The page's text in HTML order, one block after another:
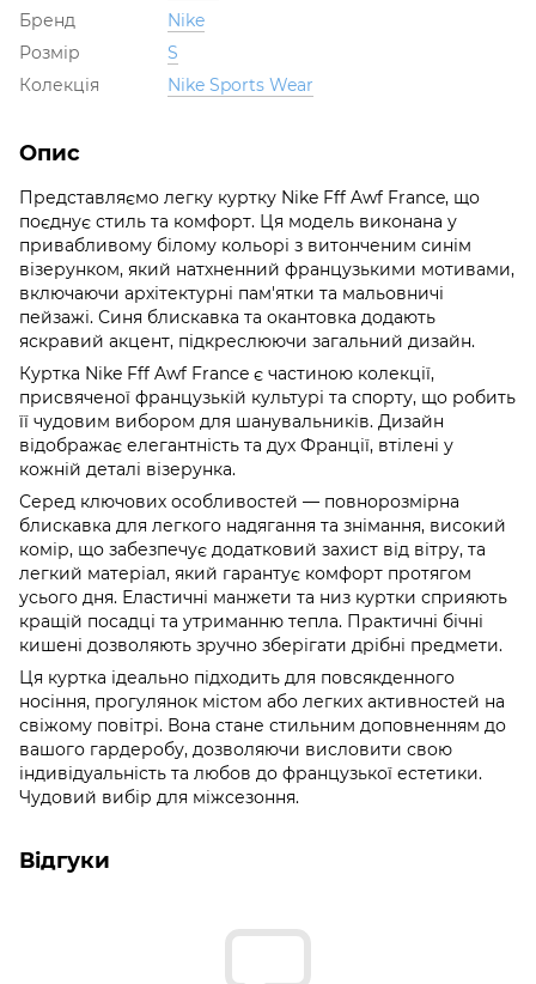
Бренд
Nike
Розмір
S
Колекція
Nike Sports Wear
Опис
Представляємо легку куртку Nike Fff Awf France, що
поєднує стиль та комфорт. Ця модель виконана у
привабливому білому кольорі з витонченим синім
візерунком, який натхненний французькими мотивами,
включаючи архітектурні пам'ятки та мальовничі
пейзажі. Синя блискавка та окантовка додають
яскравий акцент, підкреслюючи загальний дизайн.
Куртка Nike Fff Awf France є частиною колекції,
присвяченої французькій культурі та спорту, що робить
її чудовим вибором для шанувальників. Дизайн
відображає елегантність та дух Франції, втілені у
кожній деталі візерунка.
Серед ключових особливостей — повнорозмірна
блискавка для легкого надягання та знімання, високий
комір, що забезпечує додатковий захист від вітру, та
легкий матеріал, який гарантує комфорт протягом
усього дня. Еластичні манжети та низ куртки сприяють
кращій посадці та утриманню тепла. Практичні бічні
кишені дозволяють зручно зберігати дрібні предмети.
Ця куртка ідеально підходить для повсякденного
носіння, прогулянок містом або легких активностей на
свіжому повітрі. Вона стане стильним доповненням до
вашого гардеробу, дозволяючи висловити свою
індивідуальність та любов до французької естетики.
Чудовий вибір для міжсезоння.
Відгуки